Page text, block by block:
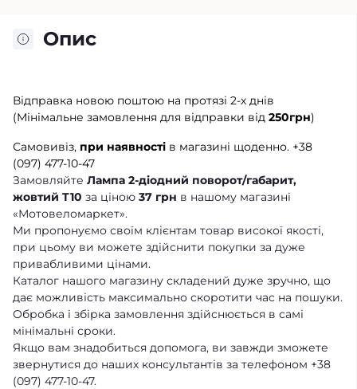
Опис
Відправка новою поштою на протязі 2-х днів
(Мінімальне замовлення для відправки від 250грн)
Самовивіз, при наявності в магазині щоденно. +38
(097) 477-10-47
Замовляйте Лампа 2-діодний поворот/габарит,
жовтий T10 за ціною 37 грн в нашому магазині
«Мотовеломаркет».
Ми пропонуємо своїм клієнтам товар високої якості,
при цьому ви можете здійснити покупки за дуже
привабливими цінами.
Каталог нашого магазину складений дуже зручно, що
дає можливість максимально скоротити час на пошуки.
Обробка і збірка замовлення здійснюється в самі
мінімальні сроки.
Якщо вам знадобиться допомога, ви завжди зможете
звернутися до наших консультантів за телефоном +38
(097) 477-10-47.